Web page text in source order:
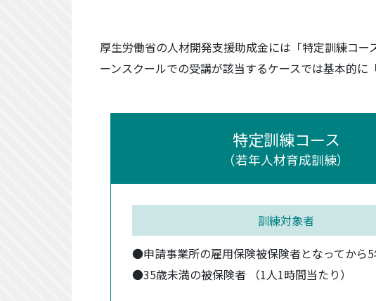
厚生労働省の人材開発支援助成金には「特定訓練コ
ーンスクールでの受講が該当するケースでは基本的に
特定訓練コース
（若年人材育成訓練）
訓練対象者
●申請事業所の雇用保険被保険者となってから
●35歳未満の被保険者 （1人1時間当たり）